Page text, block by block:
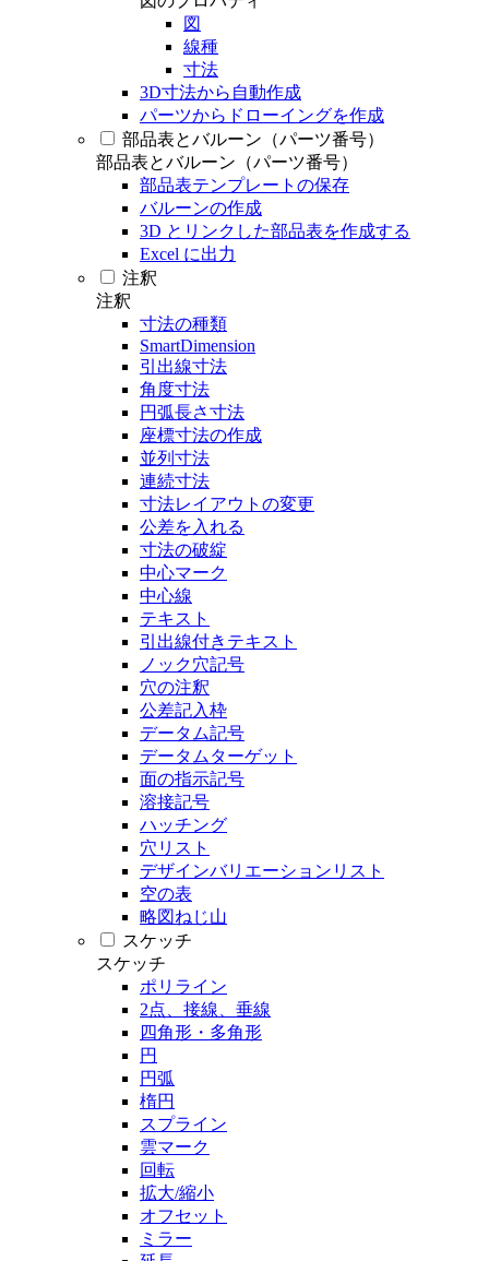
図
線種
寸法
3D寸法から自動作成
パーツからドローイングを作成
部品表とバルーン（パーツ番号）
部品表とバルーン（パーツ番号）
部品表テンプレートの保存
バルーンの作成
3D とリンクした部品表を作成する
Excel に出力
注釈
注釈
寸法の種類
SmartDimension
引出線寸法
角度寸法
円弧長さ寸法
座標寸法の作成
並列寸法
連続寸法
寸法レイアウトの変更
公差を入れる
寸法の破綻
中心マーク
中心線
テキスト
引出線付きテキスト
ノック穴記号
穴の注釈
公差記入枠
データム記号
データムターゲット
面の指示記号
溶接記号
ハッチング
穴リスト
デザインバリエーションリスト
空の表
略図ねじ山
スケッチ
スケッチ
ポリライン
2点、接線、垂線
四角形・多角形
円
円弧
楕円
スプライン
雲マーク
回転
拡大/縮小
オフセット
ミラー